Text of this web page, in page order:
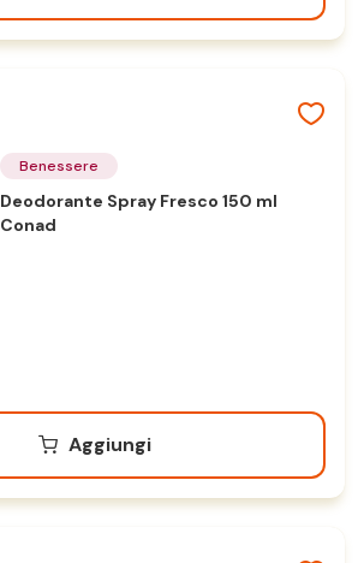
Benessere
Deodorante Spray Fresco 150 ml
Conad
Aggiungi